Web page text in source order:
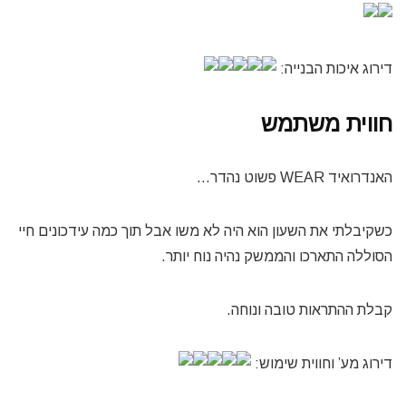
דירוג איכות הבנייה:
חווית משתמש
האנדרואיד WEAR פשוט נהדר…
כשקיבלתי את השעון הוא היה לא משו אבל תוך כמה עידכונים חיי
הסוללה התארכו והממשק נהיה נוח יותר.
קבלת ההתראות טובה ונוחה.
דירוג מע’ וחווית שימוש: